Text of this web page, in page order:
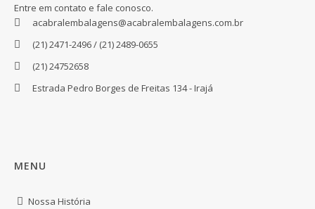
Entre em contato e fale conosco.
acabralembalagens@acabralembalagens.com.br
(21) 2471-2496 / (21) 2489-0655
(21) 24752658
Estrada Pedro Borges de Freitas 134 - Irajá
MENU
Nossa História